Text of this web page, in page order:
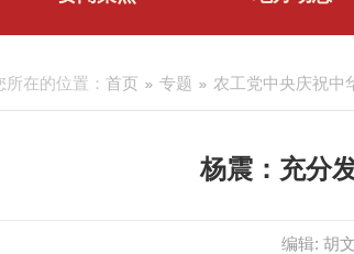
所在的位置： 首页 专题 农工党中央庆祝中
杨震：充分
编辑: 胡